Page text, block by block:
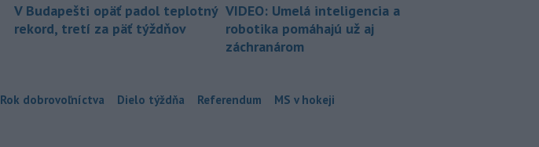
V Budapešti opäť padol teplotný
rekord, tretí za päť týždňov
VIDEO: Umelá inteligencia a
robotika pomáhajú už aj
záchranárom
Rok dobrovoľníctva Dielo týždňa Referendum MS v hokeji